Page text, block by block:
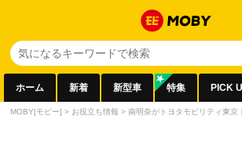
ホーム 新着 新型車 特集 PICK
MOBY[モビー] > お役立ち情報 > 南明奈がトヨタモビリティ東京